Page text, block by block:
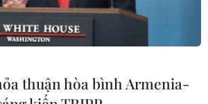
thuận hòa bình Armenia-